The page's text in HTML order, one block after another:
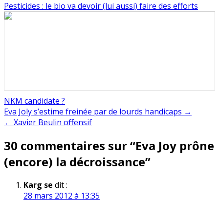
Pesticides : le bio va devoir (lui aussi) faire des efforts
NKM candidate ?
Navigation
de
l’article
Eva Joly s’estime freinée par de lourds handicaps →
← Xavier Beulin offensif
30 commentaires sur “Eva Joy prône
(encore) la décroissance”
Karg se dit :
28 mars 2012 à 13:35